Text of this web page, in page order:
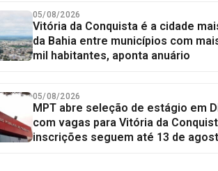
05/08/2026
Vitória da Conquista é a cidade
da Bahia entre municípios com
mil habitantes, aponta anuário
05/08/2026
MPT abre seleção de estágio em
com vagas para Vitória da
inscrições seguem até 13 de